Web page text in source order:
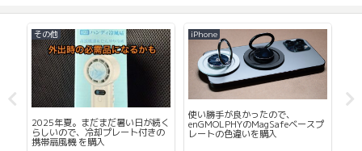
その他
2025年夏。まだまだ暑い日が続く
らしいので、冷却プレート付きの
携帯扇風機 を購入
iPhone
使い勝手が良かったので、
enGMOLPHYのMagSafeベースプ
レートの色違いを購入